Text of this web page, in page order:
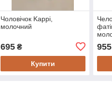
Чоловічок Kappi,
молочний
695₴
Купити
955